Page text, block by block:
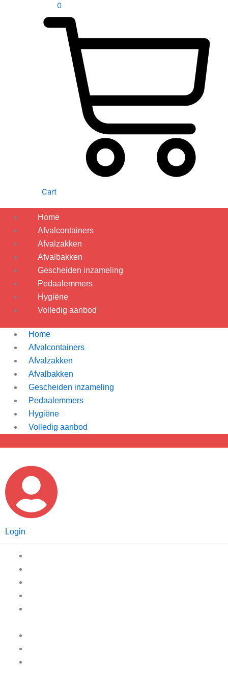
0
Cart
Home
Afvalcontainers
Afvalzakken
Afvalbakken
Gescheiden inzameling
Pedaalemmers
Hygiëne
Volledig aanbod
Home
Afvalcontainers
Afvalzakken
Afvalbakken
Gescheiden inzameling
Pedaalemmers
Hygiëne
Volledig aanbod
Login